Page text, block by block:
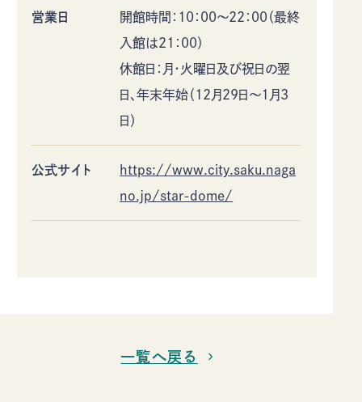
営業日
開館時間：10：00～22：00（最終
入館は21：00）
休館日：月・火曜日及び祝日の翌
日、年末年始（12月29日～1月3
日）
公式サイト
https://www.city.saku.naga
no.jp/star-dome/
一覧へ戻る